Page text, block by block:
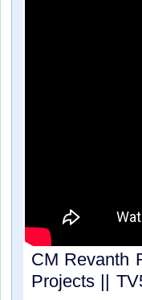
CM Revanth
Projects ||